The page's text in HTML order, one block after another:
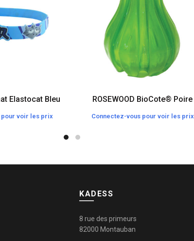
Elastocat Bleu
pour voir les prix
ROSEWOOD BioCote® Poire
Connectez-vous pour voir les prix
KADESS
8 rue des primeurs
82000 Montauban